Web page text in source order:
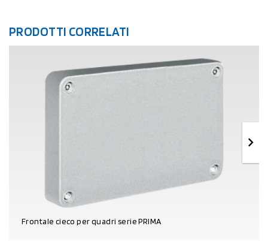
PRODOTTI CORRELATI
Frontale cieco per quadri serie PRIMA